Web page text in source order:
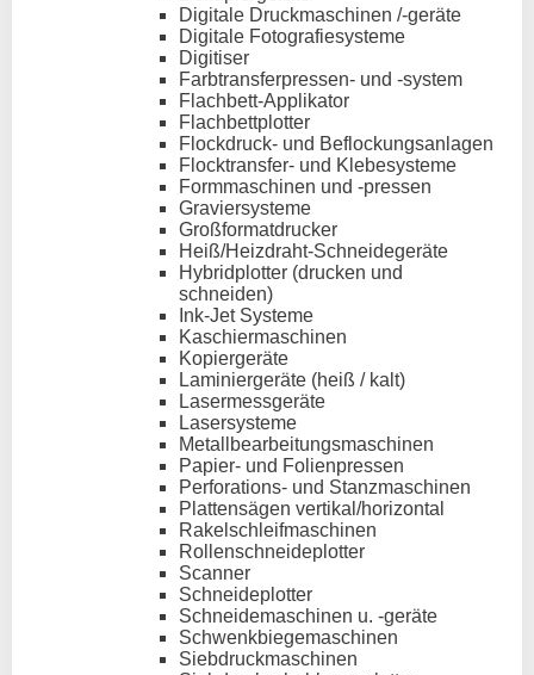
Digitale Druckmaschinen /-geräte
Digitale Fotografiesysteme
Digitiser
Farbtransferpressen- und -system
Flachbett-Applikator
Flachbettplotter
Flockdruck- und Beflockungsanlagen
Flocktransfer- und Klebesysteme
Formmaschinen und -pressen
Graviersysteme
Großformatdrucker
Heiß/Heizdraht-Schneidegeräte
Hybridplotter (drucken und
schneiden)
Ink-Jet Systeme
Kaschiermaschinen
Kopiergeräte
Laminiergeräte (heiß / kalt)
Lasermessgeräte
Lasersysteme
Metallbearbeitungsmaschinen
Papier- und Folienpressen
Perforations- und Stanzmaschinen
Plattensägen vertikal/horizontal
Rakelschleifmaschinen
Rollenschneideplotter
Scanner
Schneideplotter
Schneidemaschinen u. -geräte
Schwenkbiegemaschinen
Siebdruckmaschinen